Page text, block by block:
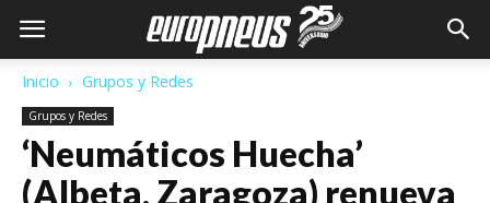
Inicio Grupos y Redes
Grupos y Redes
‘Neumáticos Huecha’
(Albeta, Zaragoza) renueva